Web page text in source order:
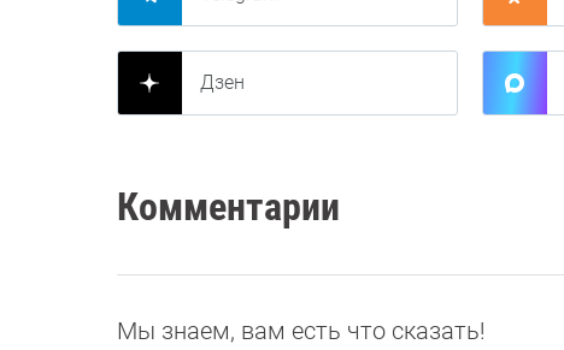
Дзен
Комментарии
Мы знаем, вам есть что сказать!